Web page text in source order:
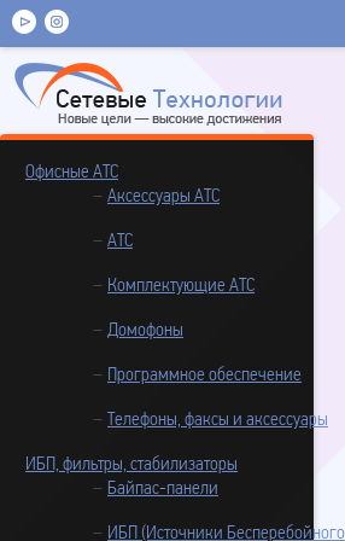
Офисные АТС
Аксессуары АТС
АТС
Комплектующие АТС
Домофоны
Программное обеспечение
Телефоны, факсы и аксессуары
ИБП, фильтры, стабилизаторы
Байпас-панели
ИБП (Источники Бесперебойного